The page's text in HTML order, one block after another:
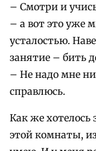
– Смотри и
– а вот это уже
усталостью.
занятие – бить
– Не надо мне
справлюсь.
Как же хотелось
этой комнаты,